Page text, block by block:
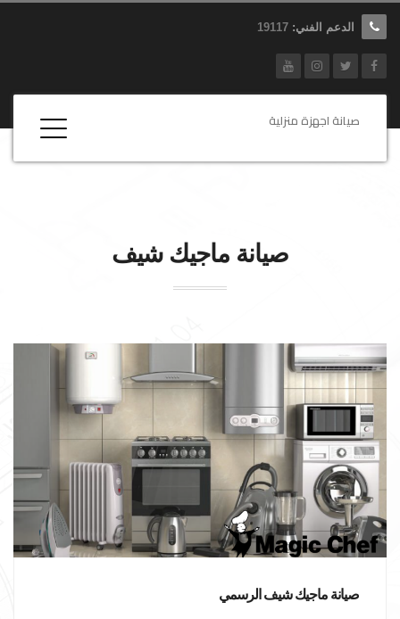
الدعم الفني: 19117
صيانة اجهزة منزلية
صيانة ماجيك شيف
صيانة ماجيك شيف الرسمي